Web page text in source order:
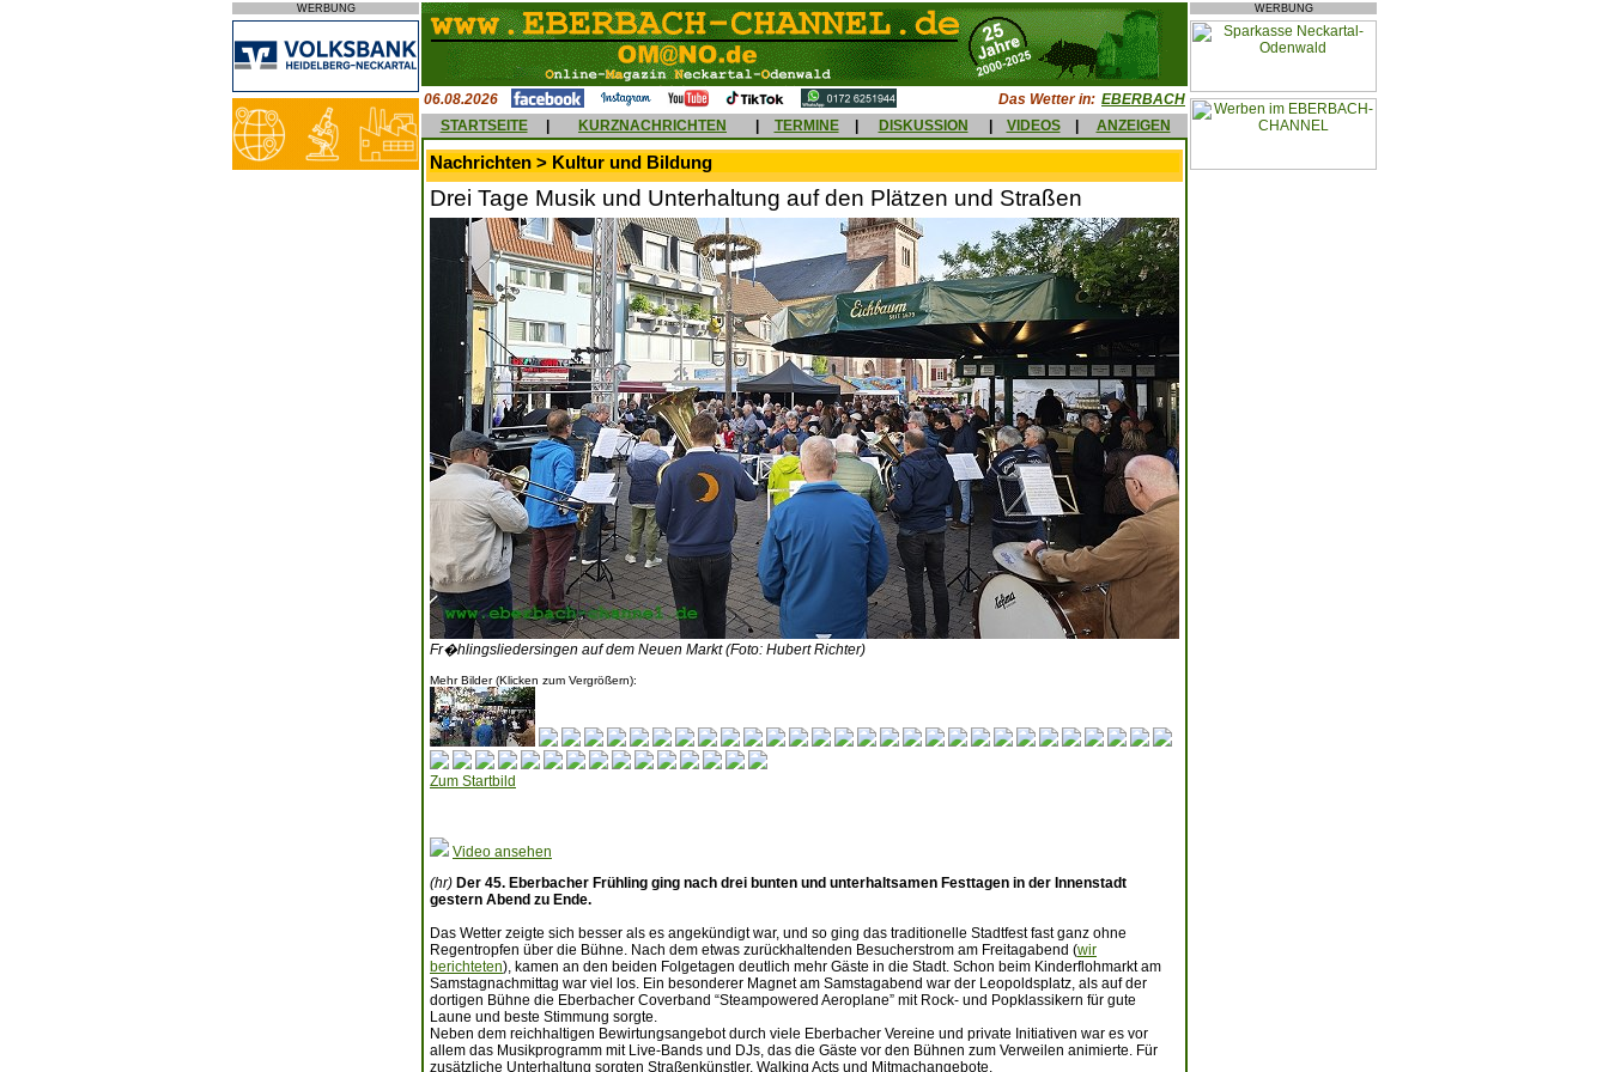
WERBUNG
06.08.2026 Das Wetter in: EBERBACH
STARTSEITE
KURZNACHRICHTEN TERMINE DISKUSSION VIDEOS ANZEIGEN
Nachrichten > Kultur und Bildung
Drei Tage Musik und Unterhaltung auf den Plätzen und Straßen
Fr�hlingsliedersingen auf dem Neuen Markt (Foto: Hubert Richter)
Mehr Bilder (Klicken zum Vergrößern):
Zum Startbild
Video ansehen
(hr) Der 45. Eberbacher Frühling ging nach drei bunten und unterhaltsamen Festtagen in der Innenstadt
gestern Abend zu Ende.
Das Wetter zeigte sich besser als es angekündigt war, und so ging das traditionelle Stadtfest fast ganz ohne
Regentropfen über die Bühne. Nach dem etwas zurückhaltenden Besucherstrom am Freitagabend (wir
berichteten), kamen an den beiden Folgetagen deutlich mehr Gäste in die Stadt. Schon beim Kinderflohmarkt am
Samstagnachmittag war viel los. Ein besonderer Magnet am Samstagabend war der Leopoldsplatz, als auf der
dortigen Bühne die Eberbacher Coverband “Steampowered Aeroplane” mit Rock- und Popklassikern für gute
Laune und beste Stimmung sorgte.
Neben dem reichhaltigen Bewirtungsangebot durch viele Eberbacher Vereine und private Initiativen war es vor
allem das Musikprogramm mit Live-Bands und DJs, das die Gäste vor den Bühnen zum Verweilen animierte. Für
zusätzliche Unterhaltung sorgten Straßenkünstler, Walking Acts und Mitmachangebote.
WERBUNG